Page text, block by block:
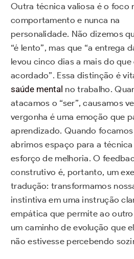
Outra técnica valiosa é o foco
comportamento e nunca na
personalidade. Não dizemos
“é lento”, mas que “a entrega
levou cinco dias a mais do que
acordado”. Essa distinção é
saúde mental no trabalho.
atacamos o “ser”, causamos
vergonha é uma emoção que
aprendizado. Quando focamos
abrimos espaço para a
esforço de melhoria. O
construtivo é, portanto, um
tradução: transformamos
instintiva em uma instrução
empática que permite ao
um caminho de evolução que
não estivesse percebendo